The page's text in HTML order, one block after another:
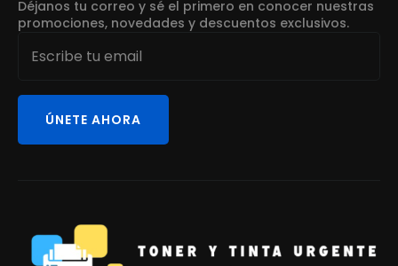
Déjanos tu correo y sé el primero en conocer nuestras
promociones, novedades y descuentos exclusivos.
Email
ÚNETE AHORA